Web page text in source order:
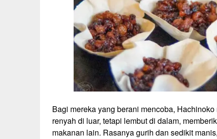
Bagi mereka yang berani mencoba,
renyah di luar, tetapi lembut di dalam,
makanan lain. Rasanya gurih dan sedikit